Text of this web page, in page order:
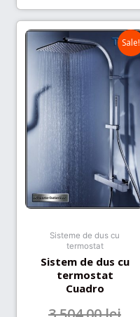
Sale!
Sisteme de dus cu
termostat
Sistem de dus cu
termostat
Cuadro